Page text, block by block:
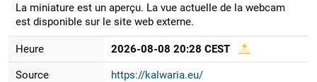
La miniature est un aperçu. La vue actuelle de la webcam
est disponible sur le site web externe.
Heure 2026-08-08 20:28 CEST
Source https://kalwaria.eu/